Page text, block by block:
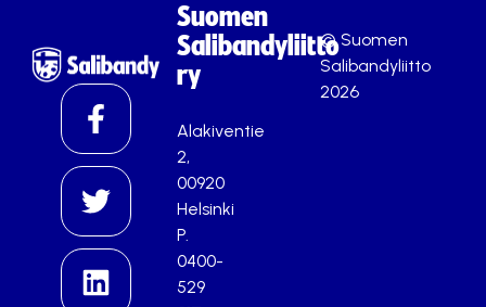
Suomen
Salibandyliitto
ry
Alakiventie
2,
00920
Helsinki
P.
0400-
529
© Suomen
Salibandyliitto
2026